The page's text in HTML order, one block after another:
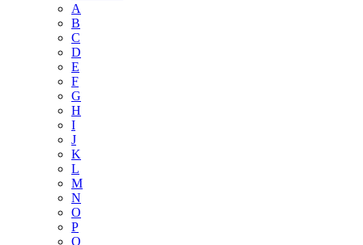
A
B
C
D
E
F
G
H
I
J
K
L
M
N
O
P
Q